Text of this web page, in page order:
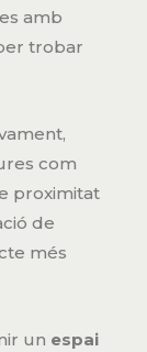
amb
trobar
com
proximitat
de
més
un espai